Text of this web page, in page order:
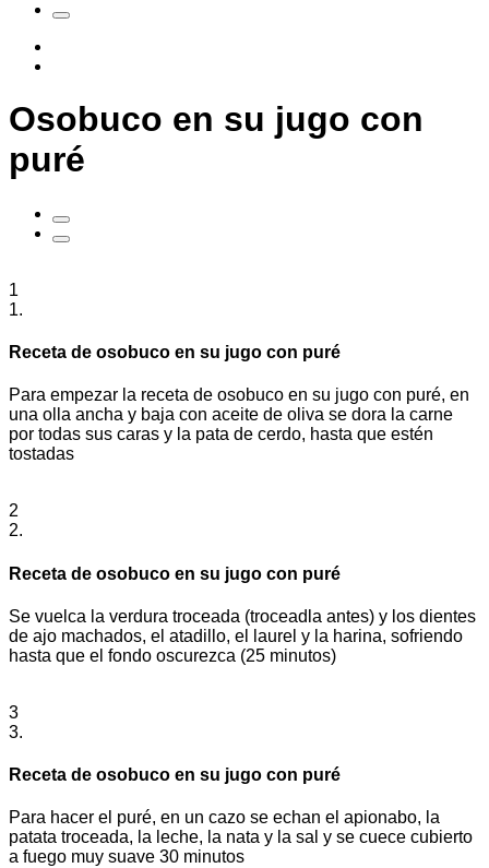
Osobuco en su jugo con
puré
1
1.
Receta de osobuco en su jugo con puré
Para empezar la receta de osobuco en su jugo con puré, en
una olla ancha y baja con aceite de oliva se dora la carne
por todas sus caras y la pata de cerdo, hasta que estén
tostadas
2
2.
Receta de osobuco en su jugo con puré
Se vuelca la verdura troceada (troceadla antes) y los dientes
de ajo machados, el atadillo, el laurel y la harina, sofriendo
hasta que el fondo oscurezca (25 minutos)
3
3.
Receta de osobuco en su jugo con puré
Para hacer el puré, en un cazo se echan el apionabo, la
patata troceada, la leche, la nata y la sal y se cuece cubierto
a fuego muy suave 30 minutos